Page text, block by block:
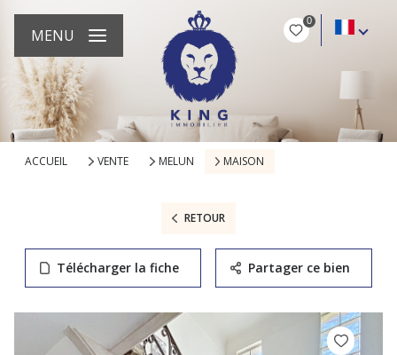
0
MENU
ACCUEIL VENTE MELUN MAISON
RETOUR
Télécharger la fiche Partager ce bien